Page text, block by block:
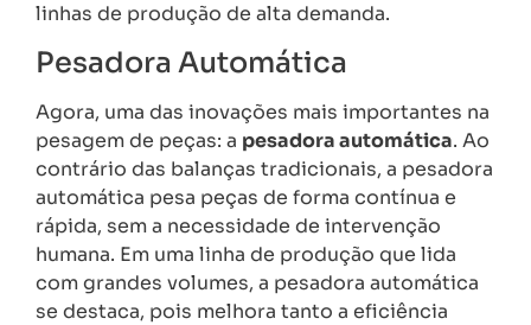
linhas de produção de alta demanda.
Pesadora Automática
Agora, uma das inovações mais importantes na
pesagem de peças: a pesadora automática. Ao
contrário das balanças tradicionais, a pesadora
automática pesa peças de forma contínua e
rápida, sem a necessidade de intervenção
humana. Em uma linha de produção que lida
com grandes volumes, a pesadora automática
se destaca, pois melhora tanto a eficiência